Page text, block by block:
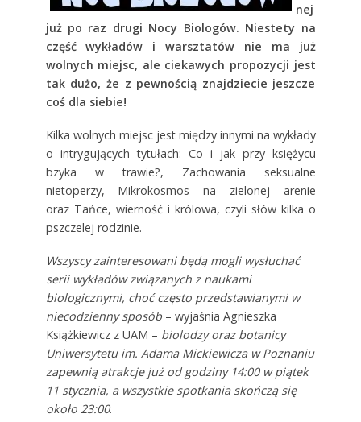
nej
już po raz drugi Nocy Biologów. Niestety na
część wykładów i warsztatów nie ma już
wolnych miejsc, ale ciekawych propozycji jest
tak dużo, że z pewnością znajdziecie jeszcze
coś dla siebie!
Kilka wolnych miejsc jest między innymi na wykłady
o intrygujących tytułach: Co i jak przy księżycu
bzyka w trawie?, Zachowania seksualne
nietoperzy, Mikrokosmos na zielonej arenie
oraz Tańce, wierność i królowa, czyli słów kilka o
pszczelej rodzinie.
Wszyscy zainteresowani będą mogli wysłuchać
serii wykładów związanych z naukami
biologicznymi, choć często przedstawianymi w
niecodzienny sposób– wyjaśnia Agnieszka
Książkiewicz z UAM – biolodzy oraz botanicy
Uniwersytetu im. Adama Mickiewicza w Poznaniu
zapewnią atrakcje już od godziny 14:00 w piątek
11 stycznia, a wszystkie spotkania skończą się
około 23:00.